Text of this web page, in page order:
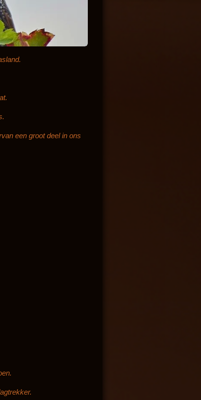
een groot deel in ons